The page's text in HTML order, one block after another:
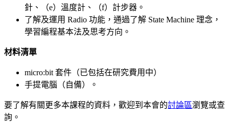
針、（e）溫度計、（f）計步器。
了解及運用 Radio 功能，通過了解 State Machine 理念，
學習編程基本法及思考方向。
材料清單
micro:bit 套件（已包括在研究費用中）
手提電腦（自備）。
要了解有關更多本課程的資料，歡迎到本會的討論區瀏覽或查
詢。